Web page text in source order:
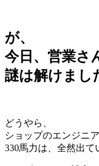
が、
今日、営業さ
謎は解けまし
どうやら、
ショップのエンジニ
330馬力は、全然出て